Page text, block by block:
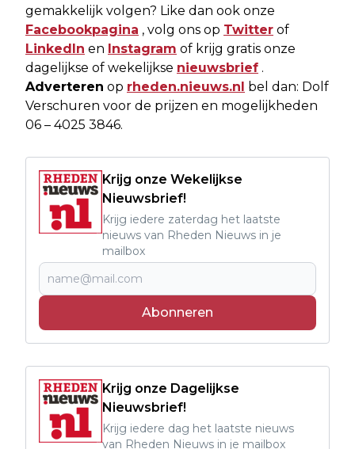
gemakkelijk volgen? Like dan ook onze
Facebookpagina , volg ons op Twitter of
LinkedIn en Instagram of krijg gratis onze
dagelijkse of wekelijkse nieuwsbrief .
Adverteren op rheden.nieuws.nl bel dan: Dolf
Verschuren voor de prijzen en mogelijkheden
06 – 4025 3846.
Krijg onze Wekelijkse
Nieuwsbrief!
Krijg iedere zaterdag het laatste
nieuws van Rheden Nieuws in je
mailbox
Abonneren
Krijg onze Dagelijkse
Nieuwsbrief!
Krijg iedere dag het laatste nieuws
van Rheden Nieuws in je mailbox